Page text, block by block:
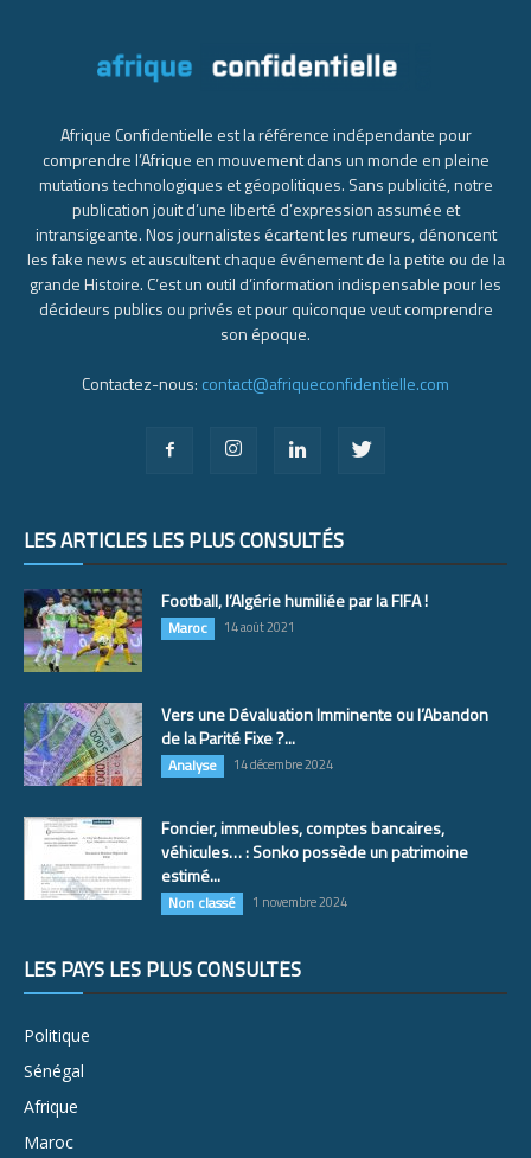
Afrique Confidentielle est la référence indépendante pour
comprendre l’Afrique en mouvement dans un monde en pleine
mutations technologiques et géopolitiques. Sans publicité, notre
publication jouit d’une liberté d’expression assumée et
intransigeante. Nos journalistes écartent les rumeurs, dénoncent
les fake news et auscultent chaque événement de la petite ou de la
grande Histoire. C’est un outil d’information indispensable pour les
décideurs publics ou privés et pour quiconque veut comprendre
son époque.
Contactez-nous: contact@afriqueconfidentielle.com
LES ARTICLES LES PLUS CONSULTÉS
Football, l’Algérie humiliée par la FIFA !
Maroc 14 août 2021
Vers une Dévaluation Imminente ou l’Abandon
de la Parité Fixe ?...
Analyse 14 décembre 2024
Foncier, immeubles, comptes bancaires,
véhicules… : Sonko possède un patrimoine
estimé...
Non classé 1 novembre 2024
LES PAYS LES PLUS CONSULTÉS
Politique
Sénégal
Afrique
Maroc